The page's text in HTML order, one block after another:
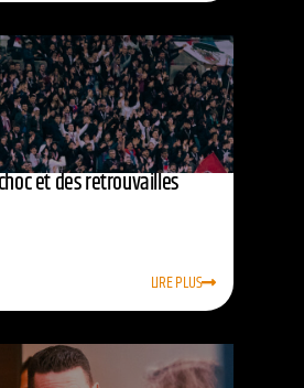
et des retrouvailles
LIRE PLUS